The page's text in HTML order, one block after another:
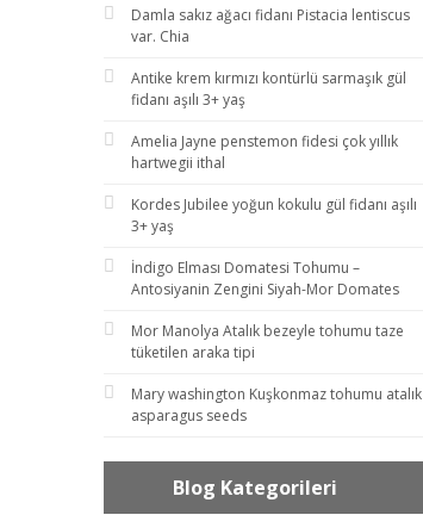
Damla sakız ağacı fidanı Pistacia lentiscus
var. Chia
Antike krem kırmızı kontürlü sarmaşık gül
fidanı aşılı 3+ yaş
Amelia Jayne penstemon fidesi çok yıllık
hartwegii ithal
Kordes Jubilee yoğun kokulu gül fidanı aşılı
3+ yaş
İndigo Elması Domatesi Tohumu –
Antosiyanin Zengini Siyah-Mor Domates
Mor Manolya Atalık bezeyle tohumu taze
tüketilen araka tipi
Mary washington Kuşkonmaz tohumu atalık
asparagus seeds
Blog Kategorileri